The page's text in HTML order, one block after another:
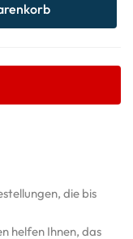
die bis
helfen Ihnen, das